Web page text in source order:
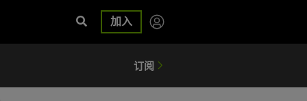
加入